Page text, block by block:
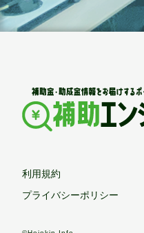
利用規約
プライバシーポリシー